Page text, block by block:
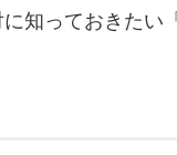
知っておきたい